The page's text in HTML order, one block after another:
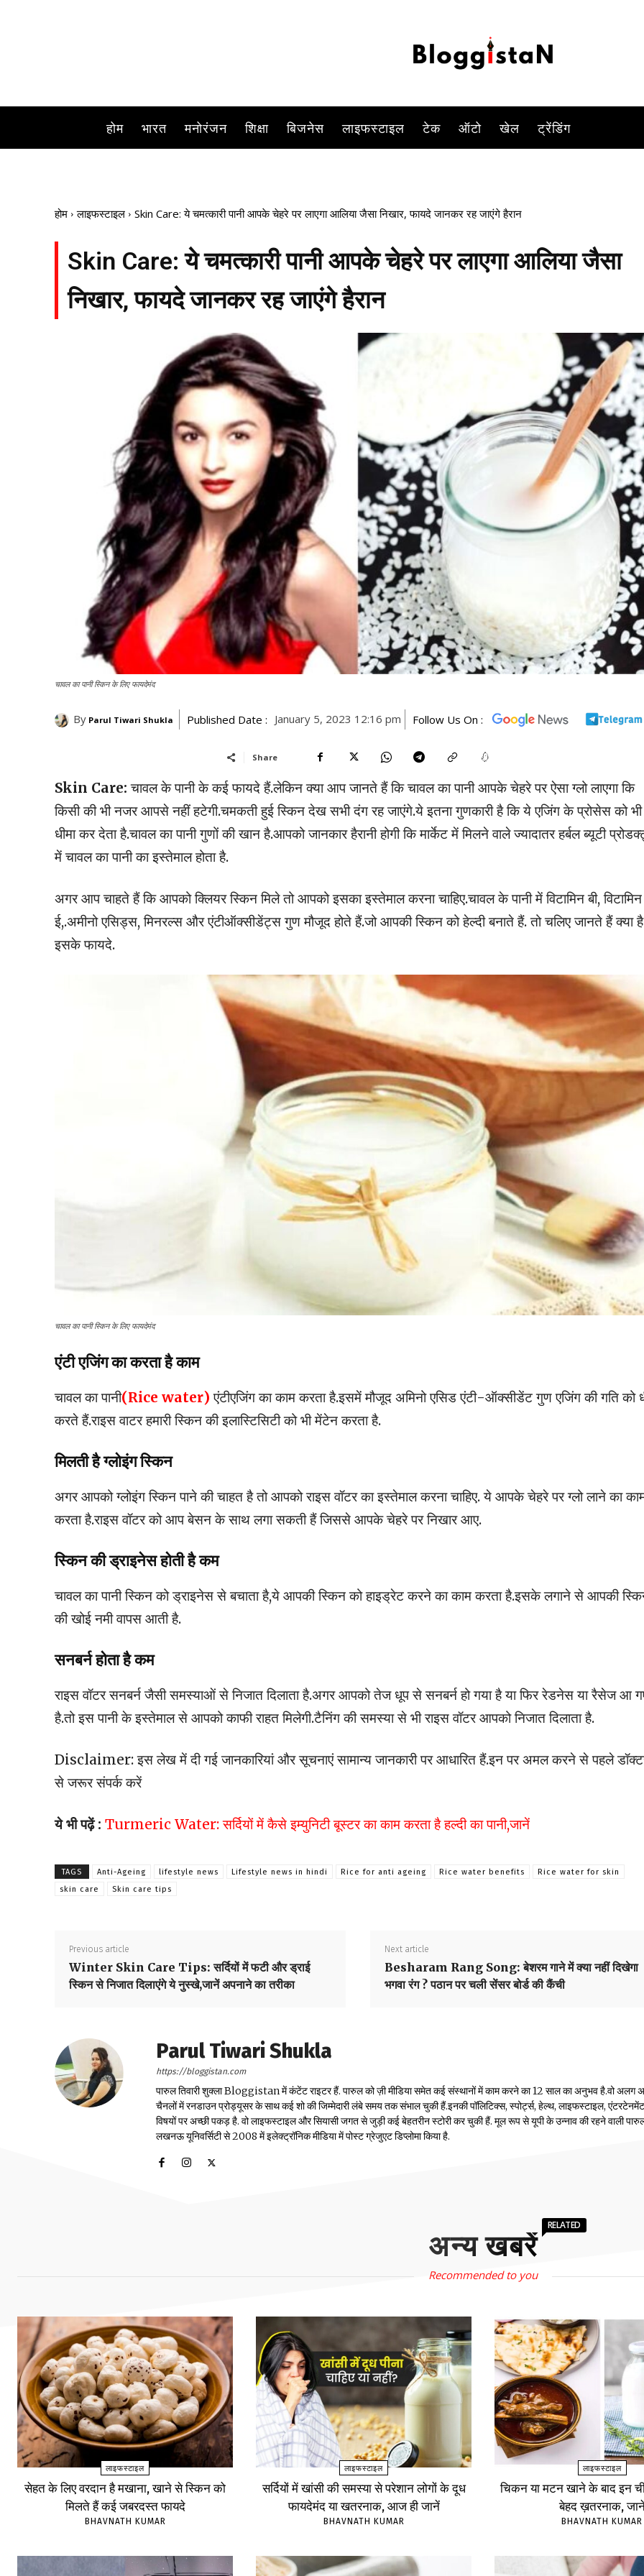
होम भारत मनोरंजन शिक्षा बिजनेस लाइफस्टाइल टेक ऑटो खेल ट्रेंडिंग
होम लाइफस्टाइल Skin Care: ये चमत्कारी पानी आपके चेहरे पर लाएगा आलिया जैसा निखार, फायदे जानकर रह जाएंगे हैरान
Skin Care: ये चमत्कारी पानी आपके चेहरे पर लाएगा आलिया जैसा
निखार, फायदे जानकर रह जाएंगे हैरान
चावल का पानी स्किन के लिए फायदेमंद
By Parul Tiwari Shukla Published Date : January 5, 2023 12:16 pm Follow Us On :
Share
Skin Care: चावल के पानी के कई फायदे हैं.लेकिन क्या आप जानते हैं कि चावल का पानी आपके चेहरे पर ऐसा ग्लो लाएगा कि
किसी की भी नजर आपसे नहीं हटेगी.चमकती हुई स्किन देख सभी दंग रह जाएंगे.ये इतना गुणकारी है कि ये एजिंग के प्रोसेस को भी
धीमा कर देता है.चावल का पानी गुणों की खान है.आपको जानकार हैरानी होगी कि मार्केट में मिलने वाले ज्यादातर हर्बल ब्यूटी
में चावल का पानी का इस्तेमाल होता है.
अगर आप चाहते हैं कि आपको क्लियर स्किन मिले तो आपको इसका इस्तेमाल करना चाहिए.चावल के पानी में विटामिन बी, विटामिन
ई,.अमीनो एसिड्स, मिनरल्स और एंटीऑक्सीडेंट्स गुण मौजूद होते हैं.जो आपकी स्किन को हेल्दी बनाते हैं. तो चलिए जानते हैं क्या है
इसके फायदे.
चावल का पानी स्किन के लिए फायदेमंद
एंटी एजिंग का करता है काम
चावल का पानी(Rice water) एंटीएजिंग का काम करता है.इसमें मौजूद अमिनो एसिड एंटी-ऑक्सीडेंट गुण एजिंग की गति को
करते हैं.राइस वाटर हमारी स्किन की इलास्टिसिटी को भी मेंटेन करता है.
मिलती है ग्लोइंग स्किन
अगर आपको ग्लोइंग स्किन पाने की चाहत है तो आपको राइस वॉटर का इस्तेमाल करना चाहिए. ये आपके चेहरे पर ग्लो लाने का
करता है.राइस वॉटर को आप बेसन के साथ लगा सकती हैं जिससे आपके चेहरे पर निखार आए.
स्किन की ड्राइनेस होती है कम
चावल का पानी स्किन को ड्राइनेस से बचाता है,ये आपकी स्किन को हाइड्रेट करने का काम करता है.इसके लगाने से आपकी
की खोई नमी वापस आती है.
सनबर्न होता है कम
राइस वॉटर सनबर्न जैसी समस्याओं से निजात दिलाता है.अगर आपको तेज धूप से सनबर्न हो गया है या फिर रेडनेस या रैसेज आ
है.तो इस पानी के इस्तेमाल से आपको काफी राहत मिलेगी.टैनिंग की समस्या से भी राइस वॉटर आपको निजात दिलाता है.
Disclaimer: इस लेख में दी गई जानकारियां और सूचनाएं सामान्य जानकारी पर आधारित हैं.इन पर अमल करने से पहले
से जरूर संपर्क करें
ये भी पढ़ें : Turmeric Water: सर्दियों में कैसे इम्युनिटी बूस्टर का काम करता है हल्दी का पानी,जानें
TAGS Anti-Ageing lifestyle news Lifestyle news in hindi Rice for anti ageing Rice water benefits
Rice water for skin
skin care
Skin care tips
Previous article
Winter Skin Care Tips: सर्दियों में फटी और ड्राई
स्किन से निजात दिलाएंगे ये नुस्खे,जानें अपनाने का तरीका
Next article
Besharam Rang Song: बेशरम गाने में क्या नहीं दिखेगा
भगवा रंग ? पठान पर चली सेंसर बोर्ड की कैंची
Parul Tiwari Shukla
https://bloggistan.com
पारुल तिवारी शुक्ला Bloggistan में कंटेंट राइटर हैं. पारुल को ज़ी मीडिया समेत कई संस्थानों में काम करने का 12 साल का अनुभव है.वो अलग
चैनलों में रनडाउन प्रोड्यूसर के साथ कई शो की जिम्मेदारी लंबे समय तक संभाल चुकी हैं.इनकी पॉलिटिक्स, स्पोर्ट्स, हेल्थ, लाइफस्टाइल, एंटरटेनमेंट
विषयों पर अच्छी पकड़ है. वो लाइफस्टाइल और सियासी जगत से जुड़ी कई बेहतरीन स्टोरी कर चुकी हैं. मूल रूप से यूपी के उन्नाव की रहने वाली
लखनऊ यूनिवर्सिटी से 2008 में इलेक्ट्रॉनिक मीडिया में पोस्ट ग्रेजुएट डिप्लोमा किया है.
अन्य खबरें
RELATED
Recommended to you
लाइफस्टाइल
सेहत के लिए वरदान है मखाना, खाने से स्किन को
मिलते हैं कई जबरदस्त फायदे
BHAVNATH KUMAR
लाइफस्टाइल
सर्दियों में खांसी की समस्या से परेशान लोगों के दूध
फायदेमंद या खतरनाक, आज ही जानें
BHAVNATH KUMAR
लाइफस्टाइल
चिकन या मटन खाने के बाद इन
बेहद ख़तरनाक,
BHAVNATH KUMAR